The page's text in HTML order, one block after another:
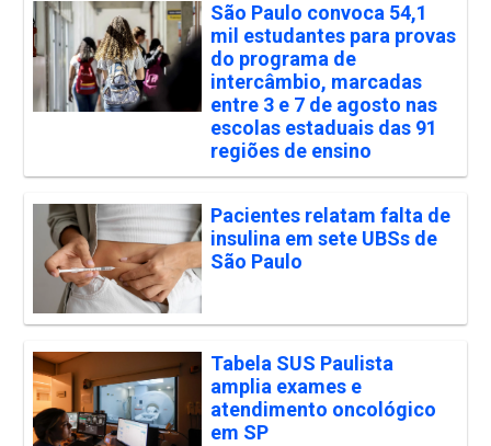
São Paulo convoca 54,1
mil estudantes para provas
do programa de
intercâmbio, marcadas
entre 3 e 7 de agosto nas
escolas estaduais das 91
regiões de ensino
Pacientes relatam falta de
insulina em sete UBSs de
São Paulo
Tabela SUS Paulista
amplia exames e
atendimento oncológico
em SP